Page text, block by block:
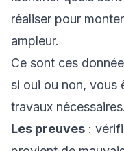
réaliser pour
ampleur.
Ce sont ces
si oui ou non, vous
travaux nécessaires.
Les preuves :